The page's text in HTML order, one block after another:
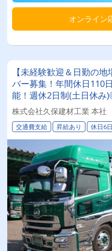
オンライン
【未経験歓迎＆日勤の
バー募集！年間休日110
能！週休2日制(土日休み
の大型連休あり◎家族手
も充実◎石川県かほく市
株式会社久保建材工業 本社
交通費支給 昇給あり 休日6